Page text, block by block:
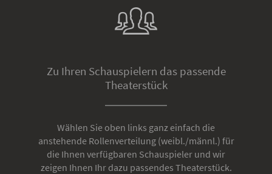
Zu Ihren Schauspielern das passende
Theaterstück
Wählen Sie oben links ganz einfach die
anstehende Rollenverteilung (weibl./männl.) für
die Ihnen verfügbaren Schauspieler und wir
zeigen Ihnen Ihr dazu passendes Theaterstück.